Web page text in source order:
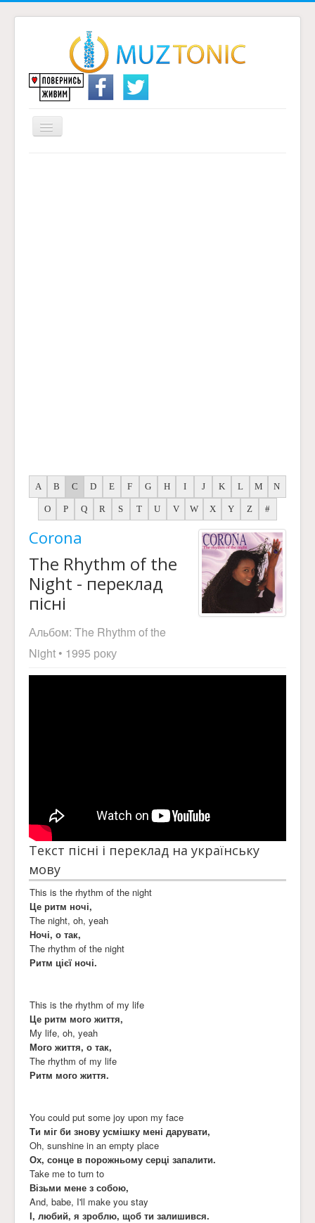
Перемикач
навігації
A B C D E F G H I J K L M N
O P Q R S T U V W X Y Z #
Corona
The Rhythm of the
Night - переклад
пісні
Альбом: The Rhythm of the
Night • 1995 року
Текст пісні і переклад на українську
мову
This is the rhythm of the night
Це ритм ночі,
The night, oh, yeah
Ночі, о так,
The rhythm of the night
Ритм цієї ночі.
This is the rhythm of my life
Це ритм мого життя,
My life, oh, yeah
Мого життя, о так,
The rhythm of my life
Ритм мого життя.
You could put some joy upon my face
Ти міг би знову усмішку мені дарувати,
Oh, sunshine in an empty place
Ох, сонце в порожньому серці запалити.
Take me to turn to
Візьми мене з собою,
And, babe, I'll make you stay
І, любий, я зроблю, щоб ти залишився.